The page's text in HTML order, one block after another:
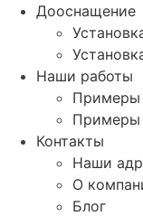
Дооснащение
Наши работы
Примеры
Примеры
Контакты
Наши
О
Блог